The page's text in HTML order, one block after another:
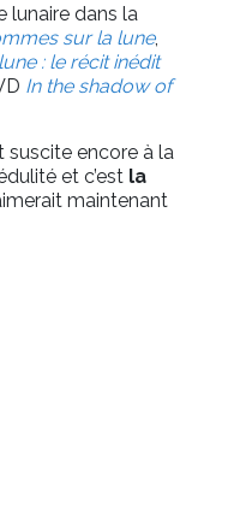
lunaire dans la
sur la lune,
: le récit inédit
In the shadow of
suscite encore à la
et c’est la
maintenant